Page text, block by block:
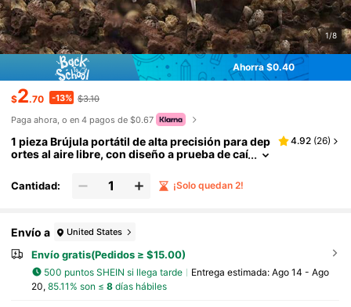
1/8
Ahorra $0.40
$2.70 -13% $3.10
Paga ahora, o en 4 pagos de $0.67
1 pieza Brújula portátil de alta precisión para dep
ortes al aire libre, con diseño a prueba de caí
e metal de acero inoxidable, utilizado para send
erismo, camping y lectura de mapas
4.92 (26)
Cantidad: ¡Solo quedan 2!
Envío a United States
Envío gratis(Pedidos ≥ $15.00)
500 puntos SHEIN si llega tarde Entrega estimada: Ago 14 - Ago
20, 85.11% son ≤ 8días hábiles